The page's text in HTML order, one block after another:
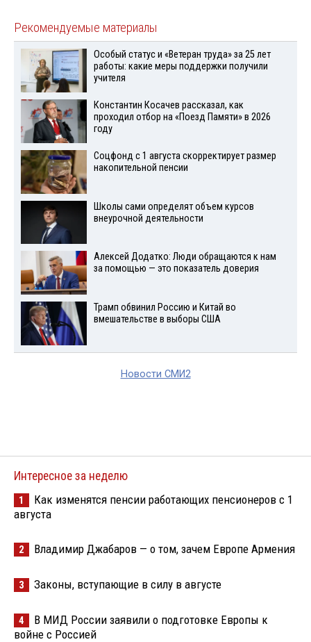
Рекомендуемые материалы
Особый статус и «Ветеран труда» за 25 лет
работы: какие меры поддержки получили
учителя
Константин Косачев рассказал, как
проходил отбор на «Поезд Памяти» в 2026
году
Соцфонд с 1 августа скорректирует размер
накопительной пенсии
Школы сами определят объем курсов
внеурочной деятельности
Алексей Додатко: Люди обращаются к нам
за помощью — это показатель доверия
Трамп обвинил Россию и Китай во
вмешательстве в выборы США
Новости СМИ2
Интересное за неделю
1
Как изменятся пенсии работающих пенсионеров с 1
августа
2 Владимир Джабаров — о том, зачем Европе Армения
3 Законы, вступающие в силу в августе
4
В МИД России заявили о подготовке Европы к
войне с Россией